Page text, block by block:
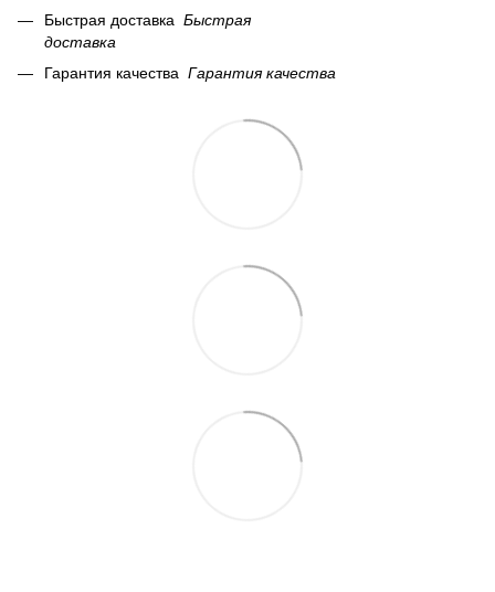
Быстрая доставка Быстрая
доставка
Гарантия качества Гарантия качества